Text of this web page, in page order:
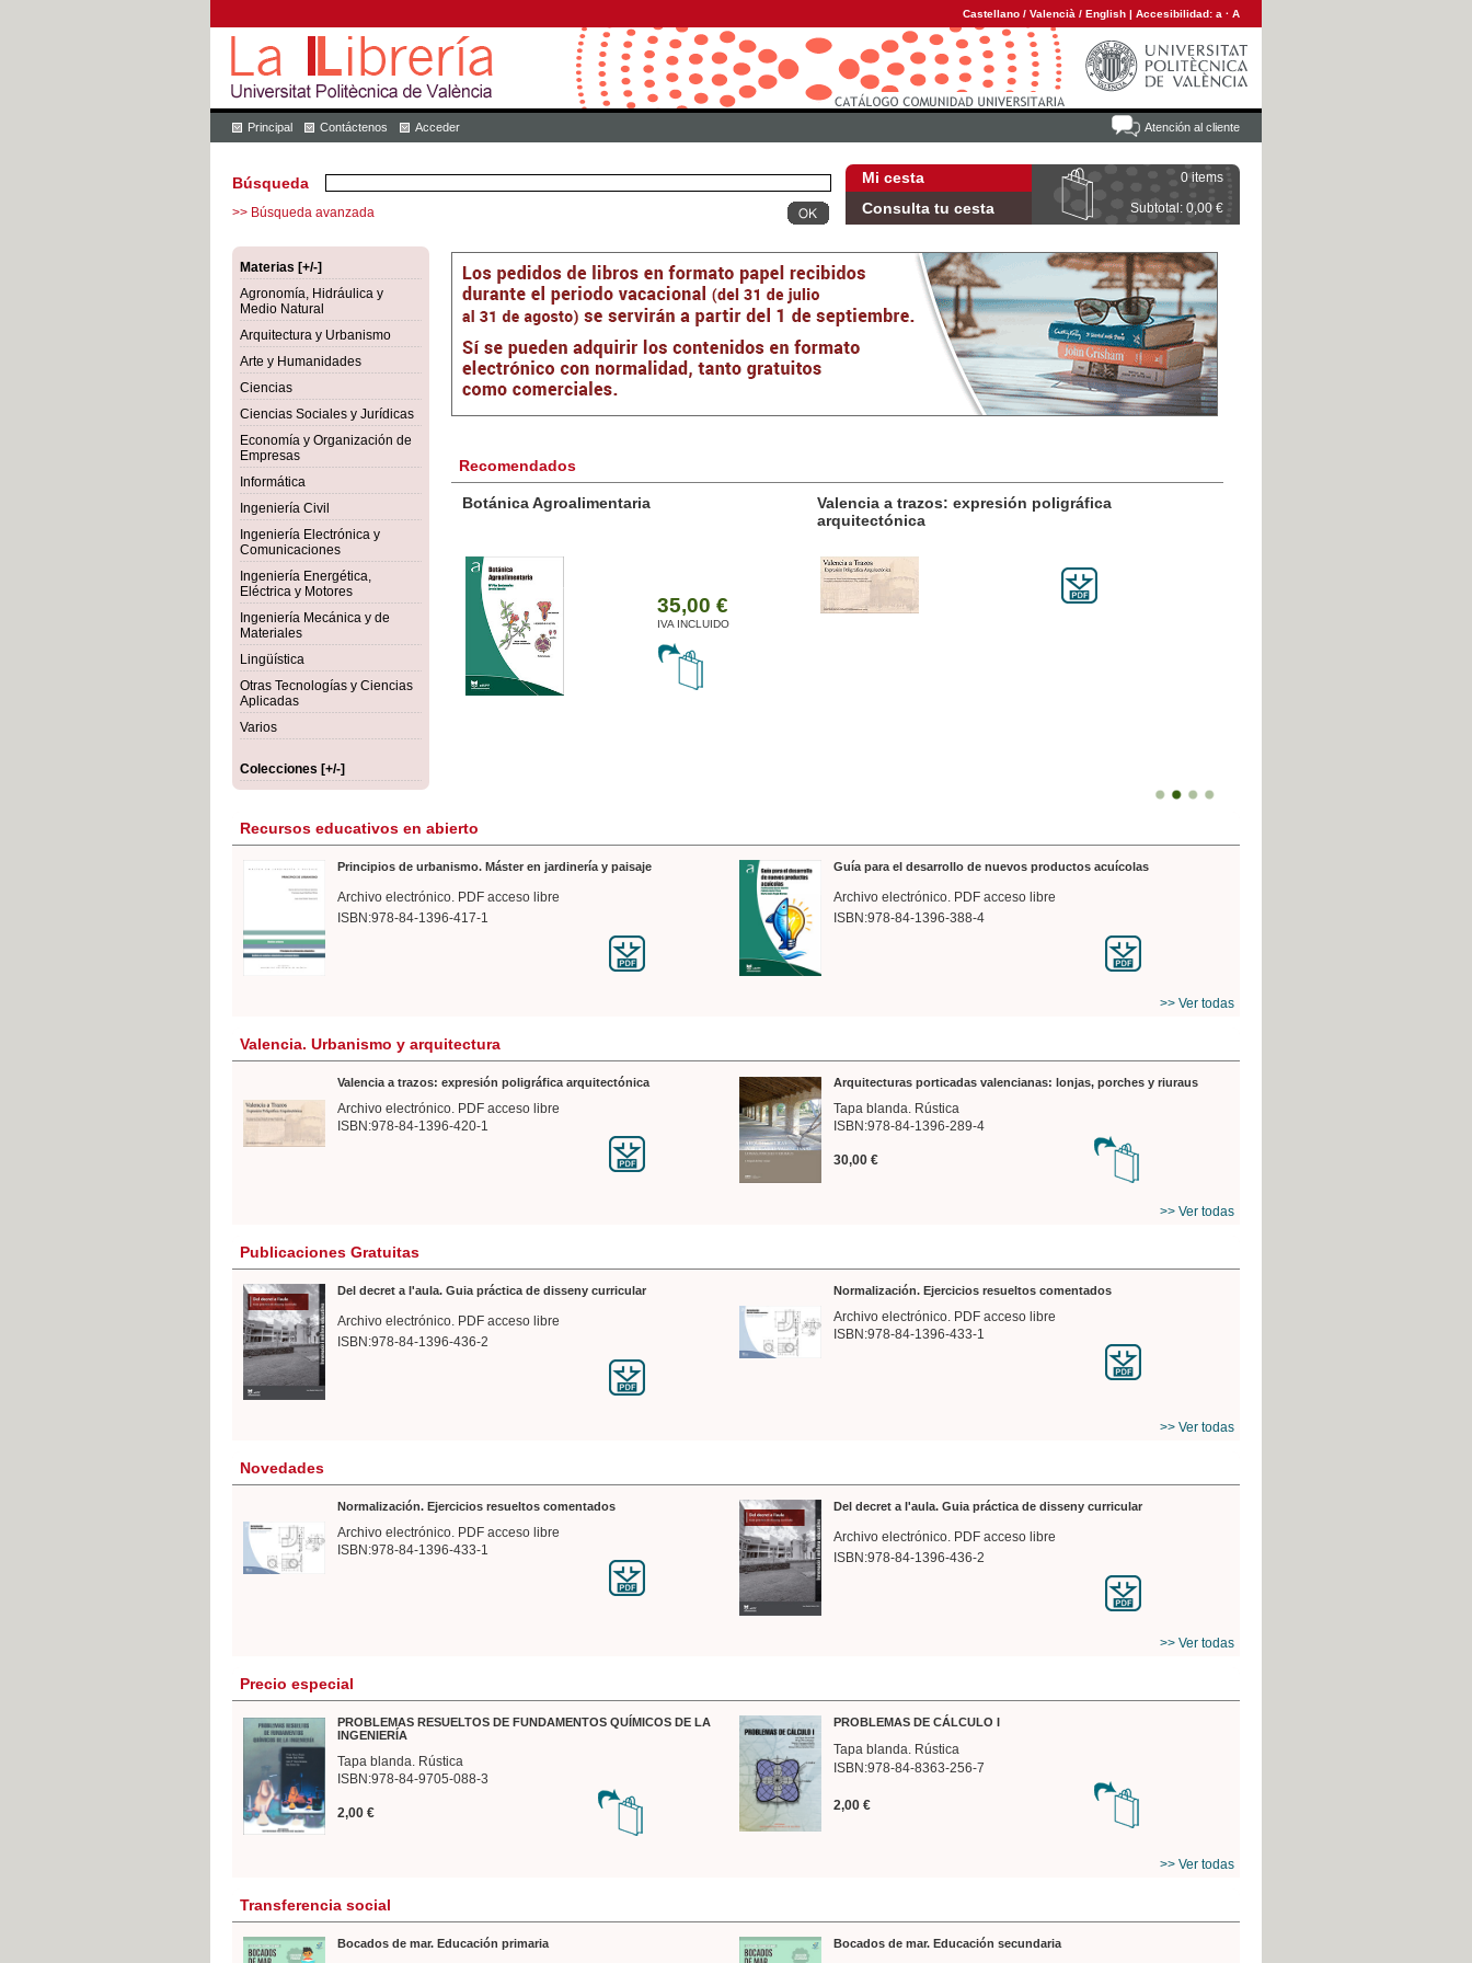
Castellano / Valencià / English | Accesibilidad: a · A
Atención al cliente
Principal Contáctenos Acceder
Mi cesta 0 items
Consulta tu cesta Subtotal: 0,00 €
Búsqueda
>> Búsqueda avanzada
Materias [+/-]
Agronomía, Hidráulica y
Medio Natural
Arquitectura y Urbanismo
Arte y Humanidades
Ciencias
Ciencias Sociales y Jurídicas
Economía y Organización de
Empresas
Informática
Ingeniería Civil
Ingeniería Electrónica y
Comunicaciones
Ingeniería Energética,
Eléctrica y Motores
Ingeniería Mecánica y de
Materiales
Lingüística
Otras Tecnologías y Ciencias
Aplicadas
Varios
Colecciones [+/-]
Recomendados
Botánica Agroalimentaria
35,00 €
IVA INCLUIDO
Valencia a trazos: expresión poligráfica
arquitectónica
Recursos educativos en abierto
Principios de urbanismo. Máster en jardinería y paisaje
Archivo electrónico. PDF acceso libre
ISBN:978-84-1396-417-1
Guía para el desarrollo de nuevos productos acuícolas
Archivo electrónico. PDF acceso libre
ISBN:978-84-1396-388-4
>> Ver todas
Valencia. Urbanismo y arquitectura
Valencia a trazos: expresión poligráfica arquitectónica
Archivo electrónico. PDF acceso libre
ISBN:978-84-1396-420-1
Arquitecturas porticadas valencianas: lonjas, porches y riuraus
Tapa blanda. Rústica
ISBN:978-84-1396-289-4
30,00 €
>> Ver todas
Publicaciones Gratuitas
Del decret a l'aula. Guia práctica de disseny curricular
Archivo electrónico. PDF acceso libre
ISBN:978-84-1396-436-2
Normalización. Ejercicios resueltos comentados
Archivo electrónico. PDF acceso libre
ISBN:978-84-1396-433-1
>> Ver todas
Novedades
Normalización. Ejercicios resueltos comentados
Archivo electrónico. PDF acceso libre
ISBN:978-84-1396-433-1
Del decret a l'aula. Guia práctica de disseny curricular
Archivo electrónico. PDF acceso libre
ISBN:978-84-1396-436-2
>> Ver todas
Precio especial
PROBLEMAS RESUELTOS DE FUNDAMENTOS QUÍMICOS DE LA
INGENIERÍA
Tapa blanda. Rústica
ISBN:978-84-9705-088-3
2,00 €
PROBLEMAS DE CÁLCULO I
Tapa blanda. Rústica
ISBN:978-84-8363-256-7
2,00 €
>> Ver todas
Transferencia social
Bocados de mar. Educación primaria Bocados de mar. Educación secundaria